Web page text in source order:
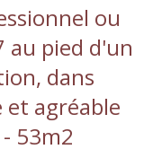
ou
au pied d'un
dans
agréable
53m2